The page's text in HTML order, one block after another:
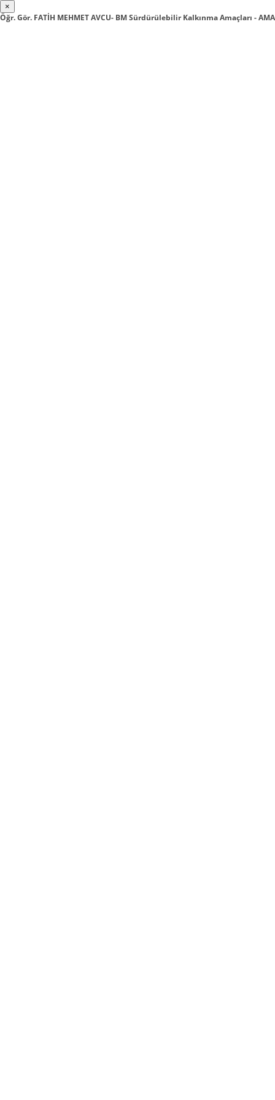
×
Öğr. Gör. FATİH MEHMET AVCU- BM Sürdürülebilir Kalkınma Amaçları -